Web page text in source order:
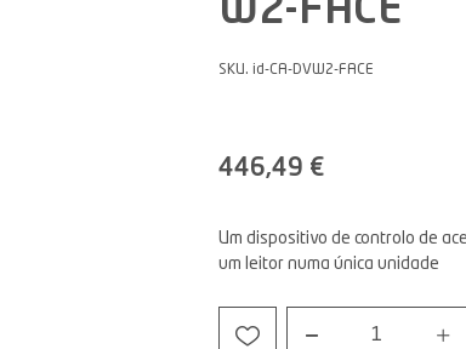
W2-FACE
SKU. id-CA-DVW2-FACE
446,49 €
Um dispositivo de controlo de
um leitor numa única unidade
1